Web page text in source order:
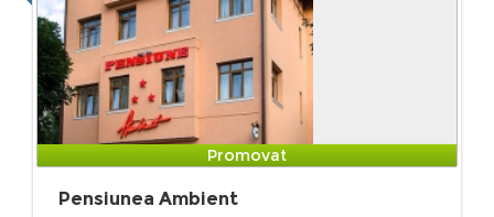
Promovat
Pensiunea Ambient